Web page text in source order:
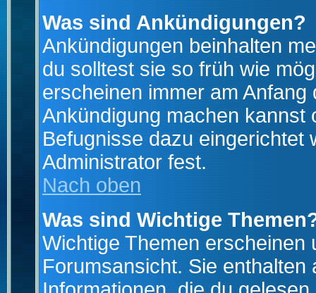
Was sind Ankündigungen?
Ankündigungen beinhalten
du solltest sie so früh wie
erscheinen immer am
Ankündigung machen kannst
Befugnisse dazu eingerichtet
Administrator fest.
Nach oben
Was sind Wichtige
Wichtige Themen erscheinen
Forumsansicht. Sie